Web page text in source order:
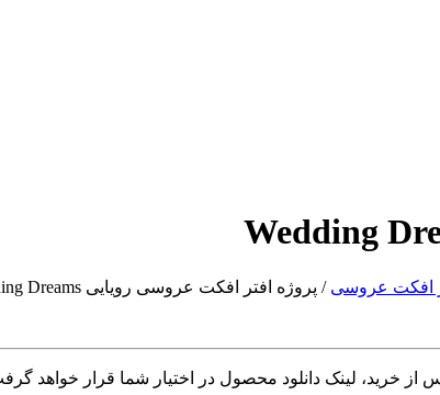
افکت عروسی / پروژه افتر افکت عروسی رویایی Wedding Dreams
خرید، لینک دانلود محصول در اختیار شما قرار خواهد